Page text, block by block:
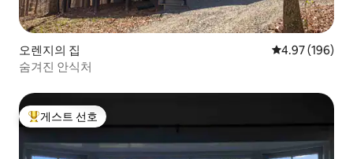
오렌지의 집 평점 4.97점(5
4.97 (196)
숨겨진 안식처
상위 게스트 선호
게스트 선호